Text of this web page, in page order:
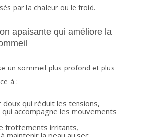
par la chaleur ou le froid.
apaisante qui améliore la
un sommeil plus profond et plus
à :
doux qui réduit les tensions,
accompagne les mouvements
frottements irritants,
maintenir la peau au sec.